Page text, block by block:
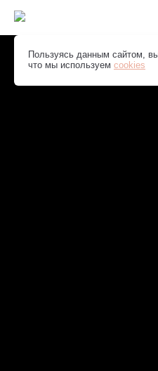
Пользуясь данным сайтом,
что мы используем cookies
Слайдшоу